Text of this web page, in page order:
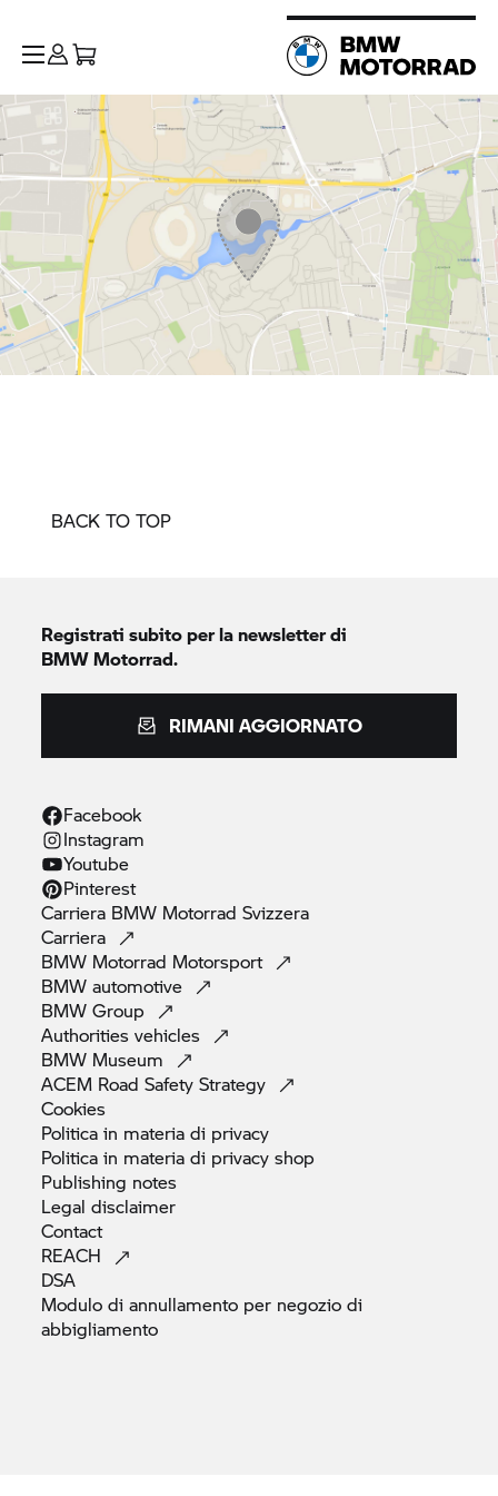
BACK TO TOP
Registrati subito per la newsletter di
BMW Motorrad.
RIMANI AGGIORNATO
Facebook
Instagram
Youtube
Pinterest
Carriera BMW Motorrad Svizzera
Carriera
BMW Motorrad Motorsport
BMWautomotive
BMWGroup
Authoritiesvehicles
BMW Museum
ACEM Road SafetyStrategy
Cookies
Politica in materia di privacy
Politica in materia di privacyshop
Publishing notes
Legaldisclaimer
Contact
REACH
DSA
Modulo di annullamento per negozio di
abbigliamento